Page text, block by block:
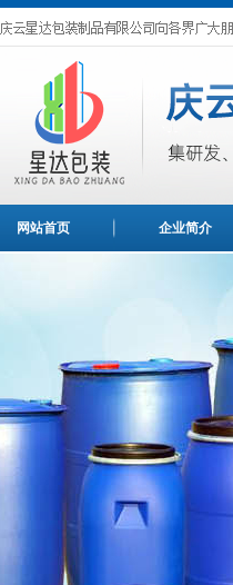
网站首页 企业简介